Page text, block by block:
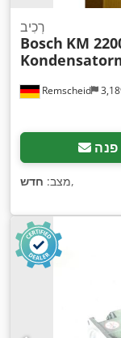
Remscheid
רְכִיב
Bosch KM
פנה
מצב: חדש ,